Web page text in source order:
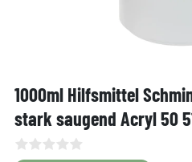
1000ml Hilfsmittel
stark saugend Acryl 50